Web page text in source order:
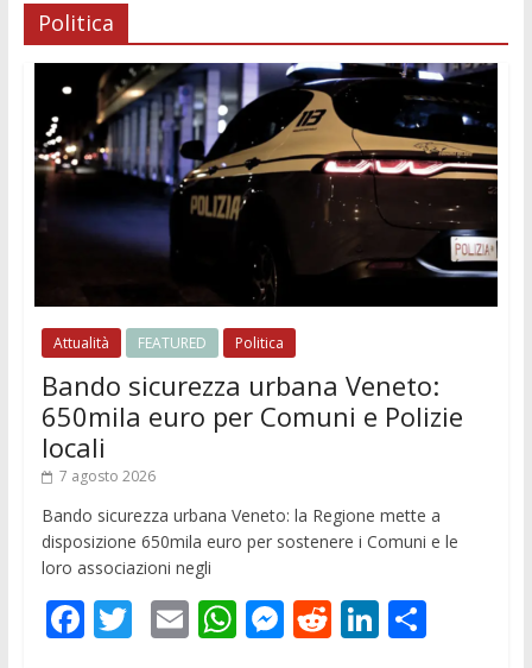
Politica
Attualità FEATURED Politica
Bando sicurezza urbana Veneto:
650mila euro per Comuni e Polizie
locali
7 agosto 2026
Bando sicurezza urbana Veneto: la Regione mette a
disposizione 650mila euro per sostenere i Comuni e le
loro associazioni negli
F T E W M R Li C